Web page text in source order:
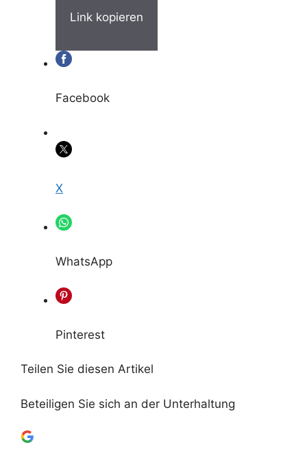
Link kopieren
Facebook
X
WhatsApp
Pinterest
Teilen Sie diesen Artikel
Beteiligen Sie sich an der Unterhaltung